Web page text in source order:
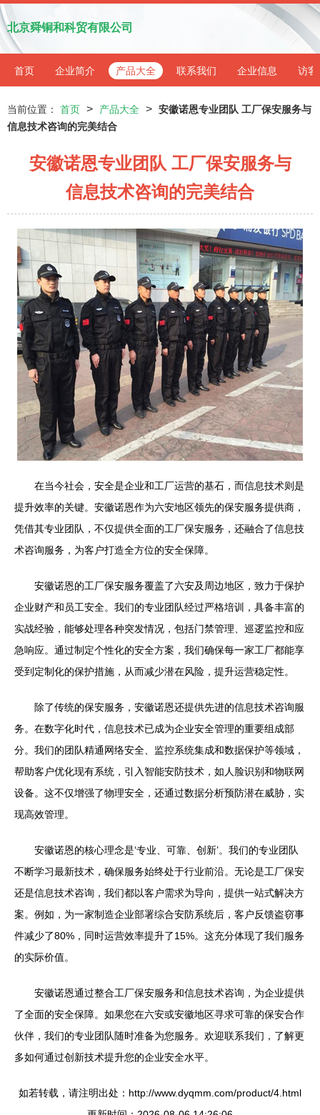
北京舜铜和科贸有限公司
首页 企业简介 产品大全 联系我们 企业信息 访客
当前位置： 首页 > 产品大全 > 安徽诺恩专业团队 工厂保安服务与
信息技术咨询的完美结合
安徽诺恩专业团队 工厂保安服务与
信息技术咨询的完美结合
在当今社会，安全是企业和工厂运营的基石，而信息技术则是
提升效率的关键。安徽诺恩作为六安地区领先的保安服务提供商，
凭借其专业团队，不仅提供全面的工厂保安服务，还融合了信息技
术咨询服务，为客户打造全方位的安全保障。
安徽诺恩的工厂保安服务覆盖了六安及周边地区，致力于保护
企业财产和员工安全。我们的专业团队经过严格培训，具备丰富的
实战经验，能够处理各种突发情况，包括门禁管理、巡逻监控和应
急响应。通过制定个性化的安全方案，我们确保每一家工厂都能享
受到定制化的保护措施，从而减少潜在风险，提升运营稳定性。
除了传统的保安服务，安徽诺恩还提供先进的信息技术咨询服
务。在数字化时代，信息技术已成为企业安全管理的重要组成部
分。我们的团队精通网络安全、监控系统集成和数据保护等领域，
帮助客户优化现有系统，引入智能安防技术，如人脸识别和物联网
设备。这不仅增强了物理安全，还通过数据分析预防潜在威胁，实
现高效管理。
安徽诺恩的核心理念是‘专业、可靠、创新’。我们的专业团队
不断学习最新技术，确保服务始终处于行业前沿。无论是工厂保安
还是信息技术咨询，我们都以客户需求为导向，提供一站式解决方
案。例如，为一家制造企业部署综合安防系统后，客户反馈盗窃事
件减少了80%，同时运营效率提升了15%。这充分体现了我们服务
的实际价值。
安徽诺恩通过整合工厂保安服务和信息技术咨询，为企业提供
了全面的安全保障。如果您在六安或安徽地区寻求可靠的保安合作
伙伴，我们的专业团队随时准备为您服务。欢迎联系我们，了解更
多如何通过创新技术提升您的企业安全水平。
如若转载，请注明出处：http://www.dyqmm.com/product/4.html